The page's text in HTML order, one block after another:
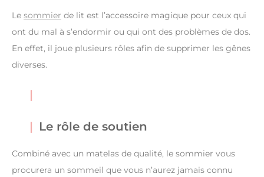
Le sommier de lit est l’accessoire magique pour ceux qui
ont du mal à s’endormir ou qui ont des problèmes de dos.
En effet, il joue plusieurs rôles afin de supprimer les gênes
diverses.
Le rôle de soutien
Combiné avec un matelas de qualité, le sommier vous
procurera un sommeil que vous n’aurez jamais connu